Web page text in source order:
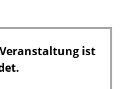
ist